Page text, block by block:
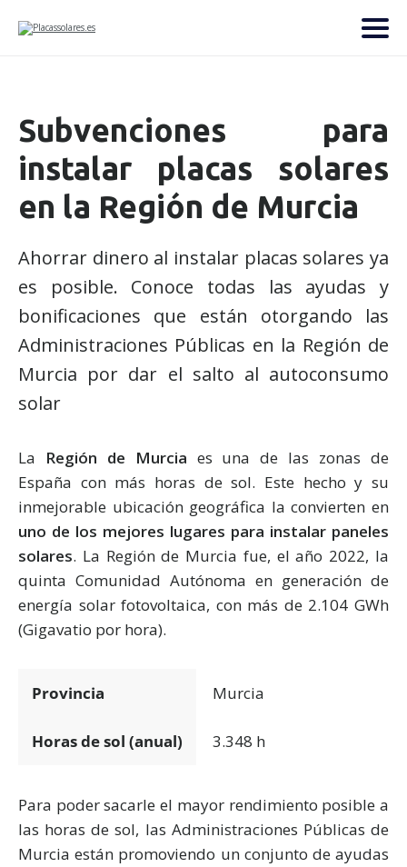
Subvenciones para
instalar placas solares
en la Región de Murcia
Ahorrar dinero al instalar placas solares ya
es posible. Conoce todas las ayudas y
bonificaciones que están otorgando las
Administraciones Públicas en la Región de
Murcia por dar el salto al autoconsumo
solar
La Región de Murcia es una de las zonas de
España con más horas de sol. Este hecho y su
inmejorable ubicación geográfica la convierten en
uno de los mejores lugares para instalar paneles
solares. La Región de Murcia fue, el año 2022, la
quinta Comunidad Autónoma en generación de
energía solar fotovoltaica, con más de 2.104 GWh
(Gigavatio por hora).
Provincia
Horas de sol (anual)
Murcia
3.348 h
Para poder sacarle el mayor rendimiento posible a
las horas de sol, las Administraciones Públicas de
Murcia están promoviendo un conjunto de ayudas